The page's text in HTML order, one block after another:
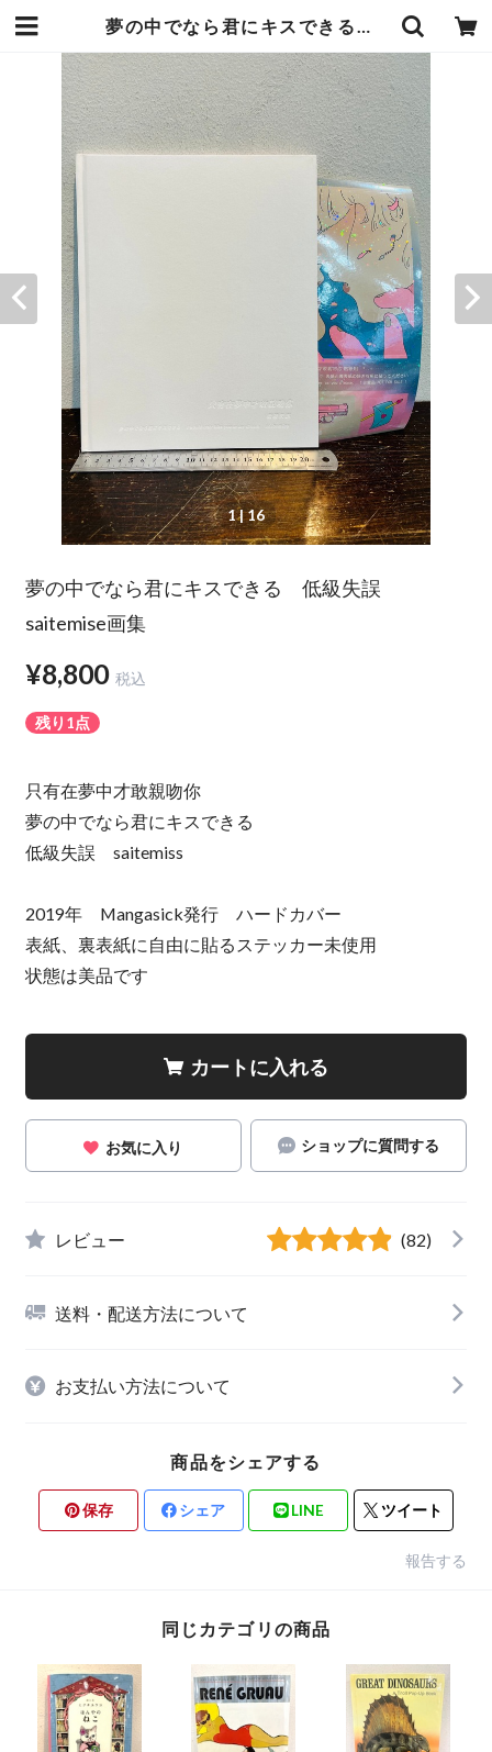
夢の中でなら君にキスできる 低級失誤 saitemise画集 | zbooks
1| 16
夢の中でなら君にキスできる 低級失誤
saitemise画集
¥8,800 税込
残り1点
只有在夢中才敢親吻你
夢の中でなら君にキスできる
低級失誤 saitemiss
2019年 Mangasick発行 ハードカバー
表紙、裏表紙に自由に貼るステッカー未使用
状態は美品です
カートに入れる
お気に入り ショップに質問する
レビュー (82)
送料・配送方法について
お支払い方法について
商品をシェアする
保存 シェア LINE ツイート
報告する
同じカテゴリの商品